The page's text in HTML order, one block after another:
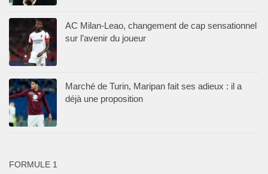
AC Milan-Leao, changement de cap sensationnel
sur l’avenir du joueur
Marché de Turin, Maripan fait ses adieux : il a
déjà une proposition
FORMULE 1